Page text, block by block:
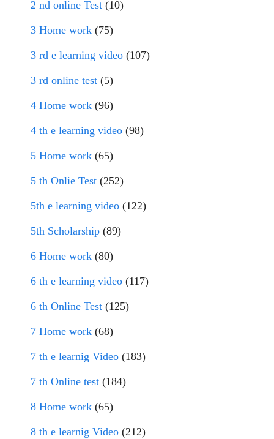
2 nd online Test (10)
3 Home work (75)
3 rd e learning video (107)
3 rd online test (5)
4 Home work (96)
4 th e learning video (98)
5 Home work (65)
5 th Onlie Test (252)
5th e learning video (122)
5th Scholarship (89)
6 Home work (80)
6 th e learning video (117)
6 th Online Test (125)
7 Home work (68)
7 th e learnig Video (183)
7 th Online test (184)
8 Home work (65)
8 th e learnig Video (212)